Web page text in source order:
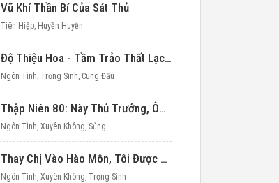
Vũ Khí Thần Bí Của Sát Thủ
Tiên Hiệp, Huyền Huyễn
Độ Thiệu Hoa - Tầm Trảo Thất Lạc Đích Ái Tình
Ngôn Tình, Trọng Sinh, Cung Đấu
Thập Niên 80: Này Thủ Trưởng, Ôm Một Cái Đi!
Ngôn Tình, Xuyên Không, Sủng
Thay Chị Vào Hào Môn, Tôi Được Cưng Chiều Hết Mực (Thập Niên 90)
Ngôn Tình, Xuyên Không, Trọng Sinh